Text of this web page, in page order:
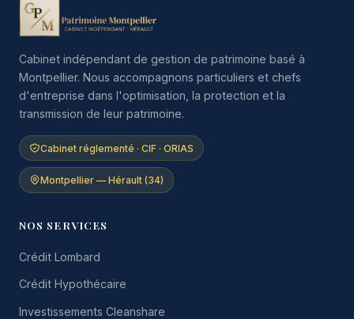
Cabinet indépendant de gestion de patrimoine basé à
Montpellier. Nous accompagnons particuliers et chefs
d'entreprise dans l'optimisation, la protection et la
transmission de leur patrimoine.
Cabinet réglementé · CIF · ORIAS
Montpellier — Hérault (34)
NOS SERVICES
Crédit Lombard
Crédit Hypothécaire
Investissements Cleanshare